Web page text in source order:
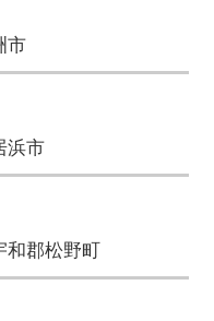
市
浜市
和郡松野町